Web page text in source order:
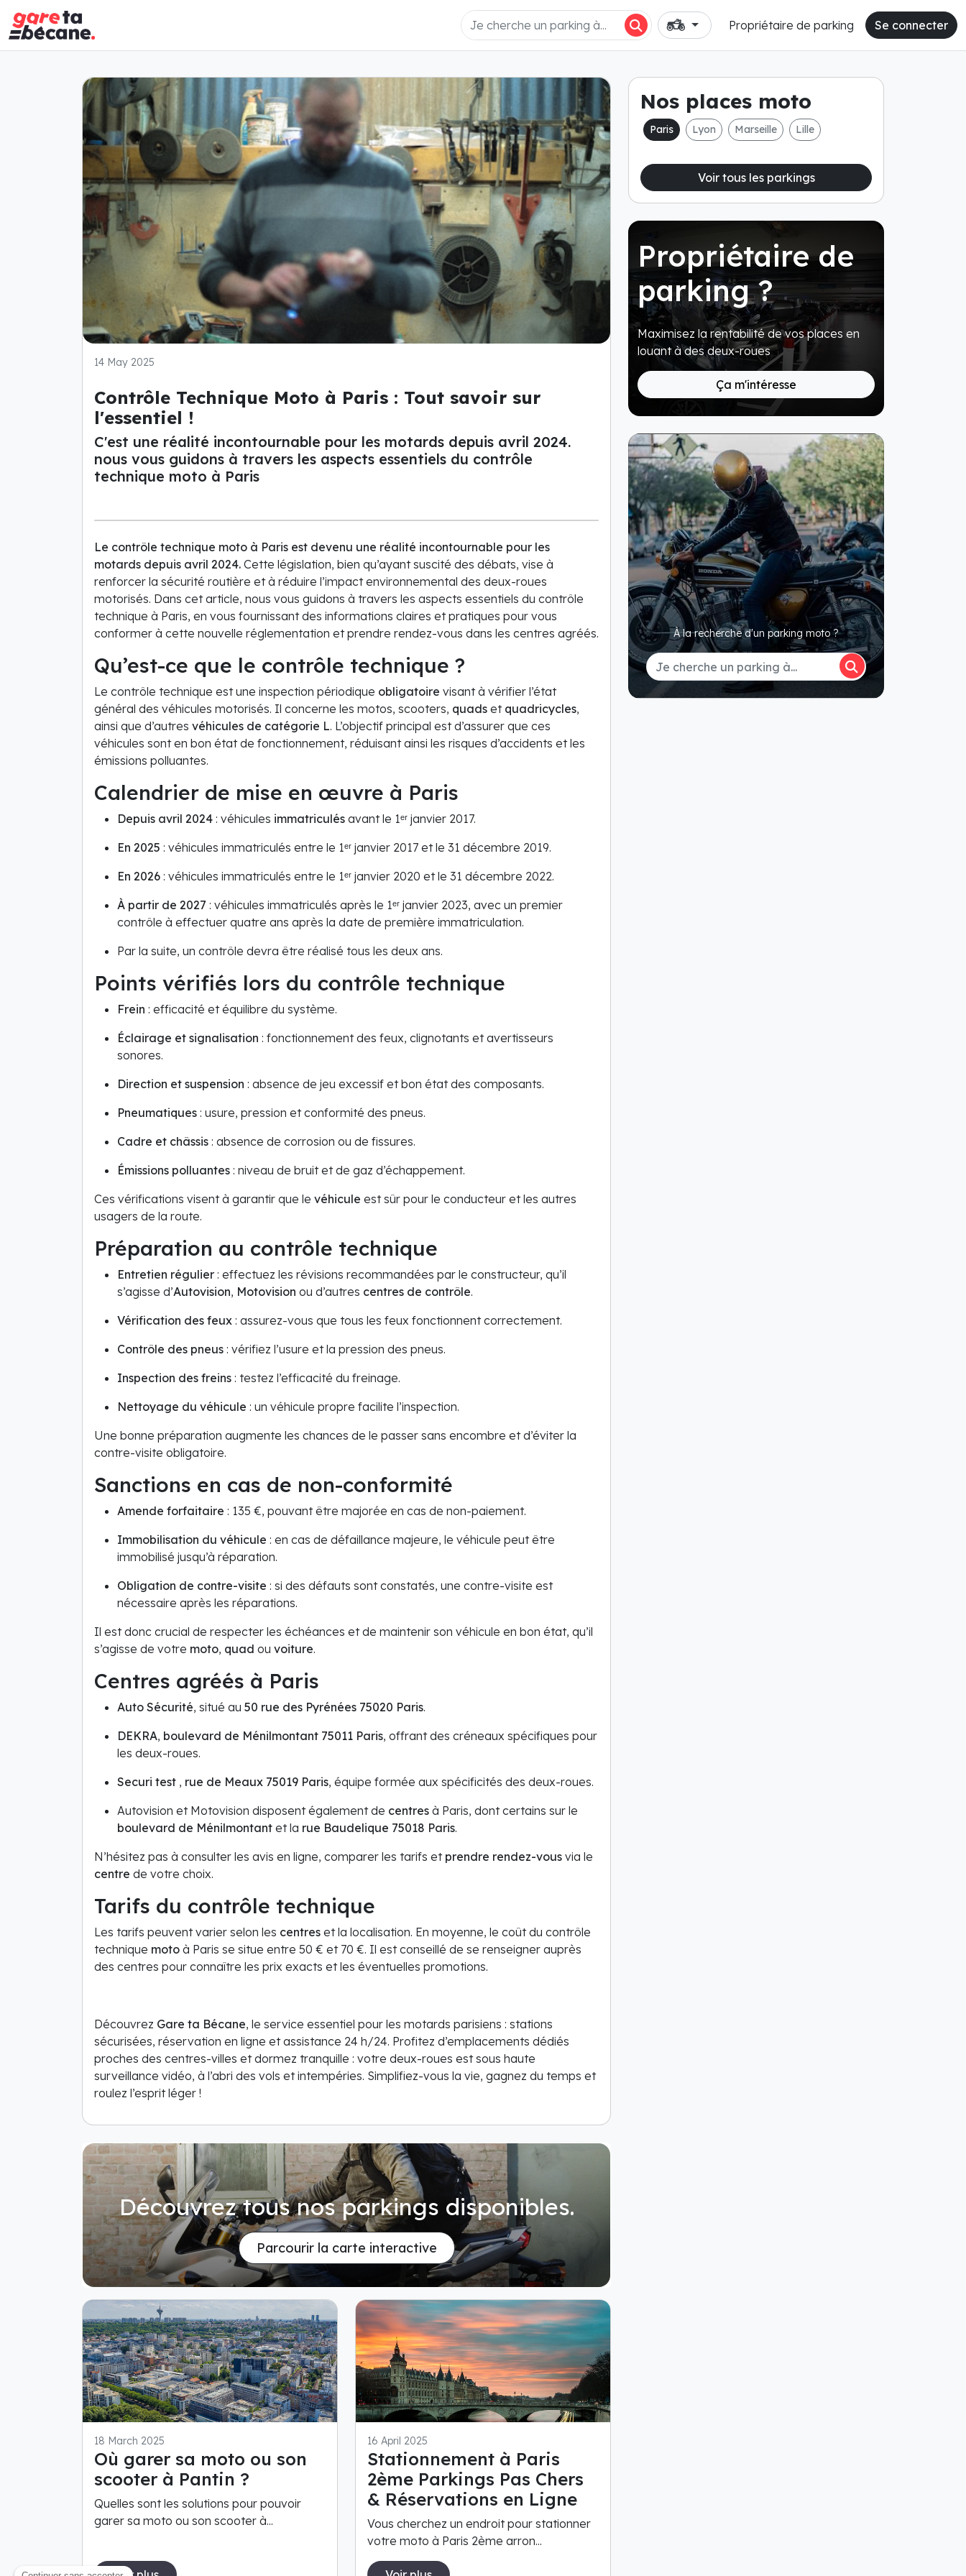
Propriétaire de parking Se connecter
14 May 2025
Contrôle Technique Moto à Paris : Tout savoir sur
l'essentiel !
C'est une réalité incontournable pour les motards depuis avril 2024.
nous vous guidons à travers les aspects essentiels du contrôle
technique moto à Paris
Le contrôle technique moto à Paris est devenu une réalité incontournable pour les
motards depuis avril 2024. Cette législation, bien qu’ayant suscité des débats, vise à
renforcer la sécurité routière et à réduire l’impact environnemental des deux-roues
motorisés. Dans cet article, nous vous guidons à travers les aspects essentiels du contrôle
technique à Paris, en vous fournissant des informations claires et pratiques pour vous
conformer à cette nouvelle réglementation et prendre rendez-vous dans les centres agréés.
Qu’est-ce que le contrôle technique ?
Le contrôle technique est une inspection périodique obligatoire visant à vérifier l’état
général des véhicules motorisés. Il concerne les motos, scooters, quads et quadricycles,
ainsi que d’autres véhicules de catégorie L. L’objectif principal est d’assurer que ces
véhicules sont en bon état de fonctionnement, réduisant ainsi les risques d’accidents et les
émissions polluantes.
Calendrier de mise en œuvre à Paris
Depuis avril 2024 : véhicules immatriculés avant le 1ᵉʳ janvier 2017.
En 2025 : véhicules immatriculés entre le 1ᵉʳ janvier 2017 et le 31 décembre 2019.
En 2026 : véhicules immatriculés entre le 1ᵉʳ janvier 2020 et le 31 décembre 2022.
À partir de 2027 : véhicules immatriculés après le 1ᵉʳ janvier 2023, avec un premier
contrôle à effectuer quatre ans après la date de première immatriculation.
Par la suite, un contrôle devra être réalisé tous les deux ans.
Points vérifiés lors du contrôle technique
Frein : efficacité et équilibre du système.
Éclairage et signalisation : fonctionnement des feux, clignotants et avertisseurs
sonores.
Direction et suspension : absence de jeu excessif et bon état des composants.
Pneumatiques : usure, pression et conformité des pneus.
Cadre et châssis : absence de corrosion ou de fissures.
Émissions polluantes : niveau de bruit et de gaz d’échappement.
Ces vérifications visent à garantir que le véhicule est sûr pour le conducteur et les autres
usagers de la route.
Préparation au contrôle technique
Entretien régulier : effectuez les révisions recommandées par le constructeur, qu’il
s’agisse d’Autovision, Motovision ou d’autres centres de contrôle.
Vérification des feux : assurez-vous que tous les feux fonctionnent correctement.
Contrôle des pneus : vérifiez l’usure et la pression des pneus.
Inspection des freins : testez l’efficacité du freinage.
Nettoyage du véhicule : un véhicule propre facilite l’inspection.
Une bonne préparation augmente les chances de le passer sans encombre et d’éviter la
contre-visite obligatoire.
Sanctions en cas de non-conformité
Amende forfaitaire : 135 €, pouvant être majorée en cas de non-paiement.
Immobilisation du véhicule : en cas de défaillance majeure, le véhicule peut être
immobilisé jusqu’à réparation.
Obligation de contre-visite : si des défauts sont constatés, une contre-visite est
nécessaire après les réparations.
Il est donc crucial de respecter les échéances et de maintenir son véhicule en bon état, qu’il
s’agisse de votre moto, quad ou voiture.
Centres agréés à Paris
Auto Sécurité, situé au 50 rue des Pyrénées 75020 Paris.
DEKRA, boulevard de Ménilmontant 75011 Paris, offrant des créneaux spécifiques pour
les deux-roues.
Securi test , rue de Meaux 75019 Paris, équipe formée aux spécificités des deux-roues.
Autovision et Motovision disposent également de centres à Paris, dont certains sur le
boulevard de Ménilmontant et la rue Baudelique 75018 Paris.
N’hésitez pas à consulter les avis en ligne, comparer les tarifs et prendre rendez-vous via le
centre de votre choix.
Tarifs du contrôle technique
Les tarifs peuvent varier selon les centres et la localisation. En moyenne, le coût du contrôle
technique moto à Paris se situe entre 50 € et 70 €. Il est conseillé de se renseigner auprès
des centres pour connaître les prix exacts et les éventuelles promotions.
Découvrez Gare ta Bécane, le service essentiel pour les motards parisiens : stations
sécurisées, réservation en ligne et assistance 24 h/24. Profitez d’emplacements dédiés
proches des centres-villes et dormez tranquille : votre deux-roues est sous haute
surveillance vidéo, à l’abri des vols et intempéries. Simplifiez-vous la vie, gagnez du temps et
roulez l’esprit léger !
Découvrez tous nos parkings disponibles.
Parcourir la carte interactive
18 March 2025
Où garer sa moto ou son
scooter à Pantin ?
Quelles sont les solutions pour pouvoir
garer sa moto ou son scooter à...
16 April 2025
Stationnement à Paris
2ème Parkings Pas Chers
& Réservations en Ligne
Vous cherchez un endroit pour stationner
votre moto à Paris 2ème arron...
Nos places moto
Paris Lyon Marseille Lille
Voir tous les parkings
Propriétaire de
parking ?
Maximisez la rentabilité de vos places en
louant à des deux-roues
Ça m'intéresse
À la recherche d'un parking moto ?